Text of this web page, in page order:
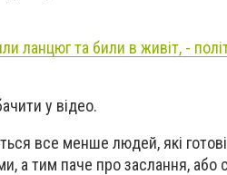
ланцюг та били в живіт, -
у відео.
все менше людей, які
а тим паче про заслання,